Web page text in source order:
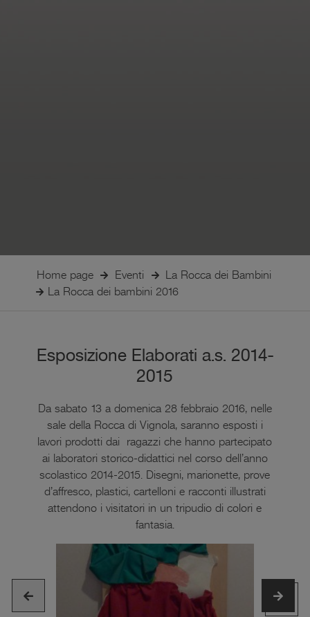
Home page Eventi
La Rocca dei Bambini
La Rocca dei bambini 2016
Esposizione Elaborati a.s. 2014-
2015
Da sabato 13 a domenica 28 febbraio 2016, nelle
sale della Rocca di Vignola, saranno esposti i
lavori prodotti dai ragazzi che hanno partecipato
ai laboratori storico-didattici nel corso dell’anno
scolastico 2014-2015. Disegni, marionette, prove
d’affresco, plastici, cartelloni e racconti illustrati
attendono i visitatori in un tripudio di colori e
fantasia.